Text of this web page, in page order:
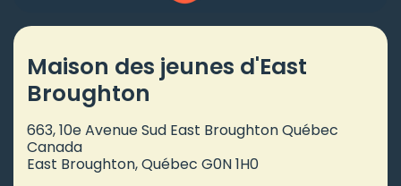
Maison des jeunes d'East
Broughton
663, 10e Avenue Sud East Broughton Québec
Canada
East Broughton, Québec G0N 1H0